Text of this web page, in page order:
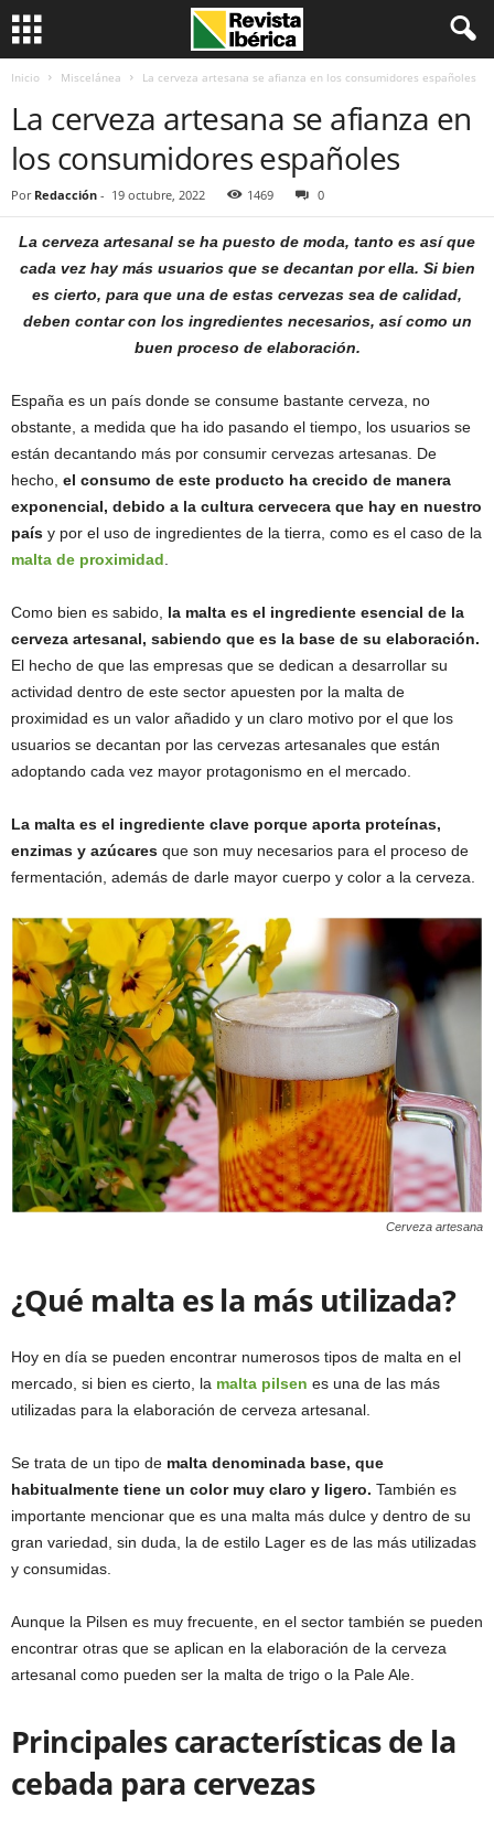
Inicio Miscelánea La cerveza artesana se afianza en los consumidores españoles
La cerveza artesana se afianza en
los consumidores españoles
Por Redacción - 19 octubre, 2022 1469 0
La cerveza artesanal se ha puesto de moda, tanto es así que
cada vez hay más usuarios que se decantan por ella. Si bien
es cierto, para que una de estas cervezas sea de calidad,
deben contar con los ingredientes necesarios, así como un
buen proceso de elaboración.
España es un país donde se consume bastante cerveza, no
obstante, a medida que ha ido pasando el tiempo, los usuarios se
están decantando más por consumir cervezas artesanas. De
hecho, el consumo de este producto ha crecido de manera
exponencial, debido a la cultura cervecera que hay en nuestro
país y por el uso de ingredientes de la tierra, como es el caso de la
malta de proximidad
Como bien es sabido, la malta es el ingrediente esencial de la
cerveza artesanal, sabiendo que es la base de su elaboración.
El hecho de que las empresas que se dedican a desarrollar su
actividad dentro de este sector apuesten por la malta de
proximidad es un valor añadido y un claro motivo por el que los
usuarios se decantan por las cervezas artesanales que están
adoptando cada vez mayor protagonismo en el mercado.
La malta es el ingrediente clave porque aporta proteínas,
enzimas y azúcares que son muy necesarios para el proceso de
fermentación, además de darle mayor cuerpo y color a la cerveza.
Cerveza artesana
¿Qué malta es la más utilizada?
Hoy en día se pueden encontrar numerosos tipos de malta en el
mercado, si bien es cierto, la malta pilsen es una de las más
utilizadas para la elaboración de cerveza artesanal.
Se trata de un tipo de malta denominada base, que
habitualmente tiene un color muy claro y ligero. También es
importante mencionar que es una malta más dulce y dentro de su
gran variedad, sin duda, la de estilo Lager es de las más utilizadas
y consumidas.
Aunque la Pilsen es muy frecuente, en el sector también se pueden
encontrar otras que se aplican en la elaboración de la cerveza
artesanal como pueden ser la malta de trigo o la Pale Ale.
Principales características de la
cebada para cervezas